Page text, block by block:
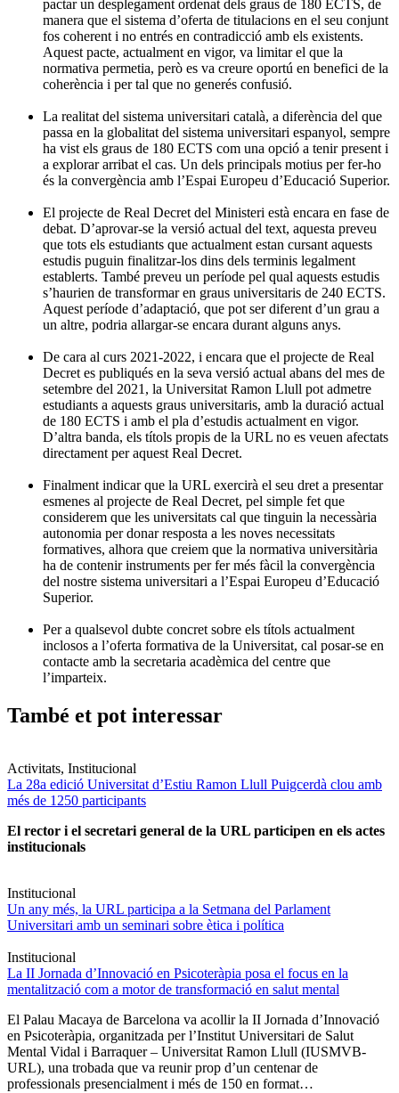
pactar un desplegament ordenat dels graus de 180 ECTS, de
manera que el sistema d’oferta de titulacions en el seu conjunt
fos coherent i no entrés en contradicció amb els existents.
Aquest pacte, actualment en vigor, va limitar el que la
normativa permetia, però es va creure oportú en benefici de la
coherència i per tal que no generés confusió.
La realitat del sistema universitari català, a diferència del que
passa en la globalitat del sistema universitari espanyol, sempre
ha vist els graus de 180 ECTS com una opció a tenir present i
a explorar arribat el cas. Un dels principals motius per fer-ho
és la convergència amb l’Espai Europeu d’Educació Superior.
El projecte de Real Decret del Ministeri està encara en fase de
debat. D’aprovar-se la versió actual del text, aquesta preveu
que tots els estudiants que actualment estan cursant aquests
estudis puguin finalitzar-los dins dels terminis legalment
establerts. També preveu un període pel qual aquests estudis
s’haurien de transformar en graus universitaris de 240 ECTS.
Aquest període d’adaptació, que pot ser diferent d’un grau a
un altre, podria allargar-se encara durant alguns anys.
De cara al curs 2021-2022, i encara que el projecte de Real
Decret es publiqués en la seva versió actual abans del mes de
setembre del 2021, la Universitat Ramon Llull pot admetre
estudiants a aquests graus universitaris, amb la duració actual
de 180 ECTS i amb el pla d’estudis actualment en vigor.
D’altra banda, els títols propis de la URL no es veuen afectats
directament per aquest Real Decret.
Finalment indicar que la URL exercirà el seu dret a presentar
esmenes al projecte de Real Decret, pel simple fet que
considerem que les universitats cal que tinguin la necessària
autonomia per donar resposta a les noves necessitats
formatives, alhora que creiem que la normativa universitària
ha de contenir instruments per fer més fàcil la convergència
del nostre sistema universitari a l’Espai Europeu d’Educació
Superior.
Per a qualsevol dubte concret sobre els títols actualment
inclosos a l’oferta formativa de la Universitat, cal posar-se en
contacte amb la secretaria acadèmica del centre que
l’imparteix.
També et pot interessar
Activitats, Institucional
La 28a edició Universitat d’Estiu Ramon Llull Puigcerdà clou amb
més de 1250 participants
El rector i el secretari general de la URL participen en els actes
institucionals
Institucional
Un any més, la URL participa a la Setmana del Parlament
Universitari amb un seminari sobre ètica i política
Institucional
La II Jornada d’Innovació en Psicoteràpia posa el focus en la
mentalització com a motor de transformació en salut mental
El Palau Macaya de Barcelona va acollir la II Jornada d’Innovació
en Psicoteràpia, organitzada per l’Institut Universitari de Salut
Mental Vidal i Barraquer – Universitat Ramon Llull (IUSMVB-
URL), una trobada que va reunir prop d’un centenar de
professionals presencialment i més de 150 en format…